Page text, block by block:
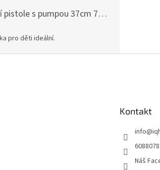
Vodní pistole s pumpou 37cm 78961
produktu je 5 z 5 hvězdiček.
pro děti ideální.
Kontakt
info@
Náš